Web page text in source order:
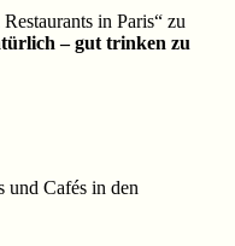
in Paris“ zu
– gut trinken zu
und Cafés in den